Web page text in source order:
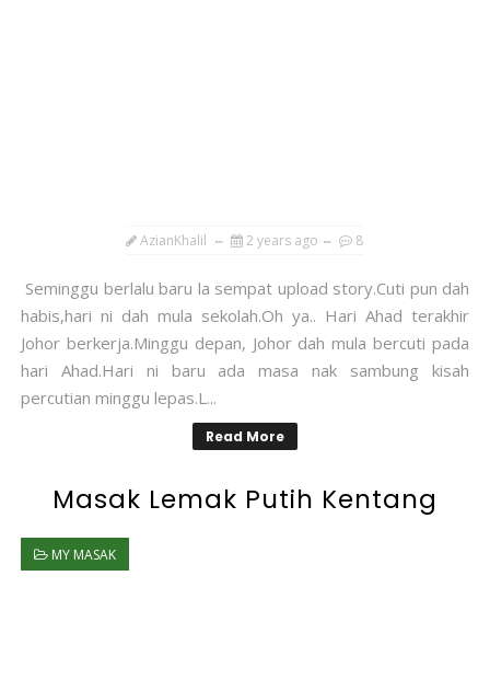
AzianKhalil 2 years ago 8
Seminggu berlalu baru la sempat upload story.Cuti pun dah
habis,hari ni dah mula sekolah.Oh ya.. Hari Ahad terakhir
Johor berkerja.Minggu depan, Johor dah mula bercuti pada
hari Ahad.Hari ni baru ada masa nak sambung kisah
percutian minggu lepas.L...
Read More
Masak Lemak Putih Kentang
MY MASAK